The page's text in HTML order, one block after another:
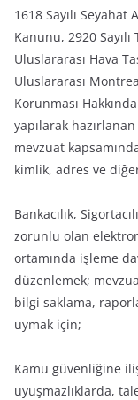
1618 Sayılı
Kanunu, 2920
Uluslararası Hava
Uluslararası
Korunması
yapılarak
mevzuat
kimlik, adres ve
Bankacılık,
zorunlu olan
ortamında işleme
düzenlemek;
bilgi saklama,
uymak için;
Kamu güvenliğine
uyuşmazlıklarda,